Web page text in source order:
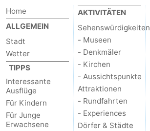
Home
ALLGEMEIN
Stadt
Wetter
TIPPS
Interessante
Ausflüge
Für Kindern
Für Junge
Erwachsene
AKTIVITÄTEN
Sehenswürdigkeiten
- Museen
- Denkmäler
- Kirchen
- Aussichtspunkte
Attraktionen
- Rundfahrten
- Experiences
Dörfer & Städte